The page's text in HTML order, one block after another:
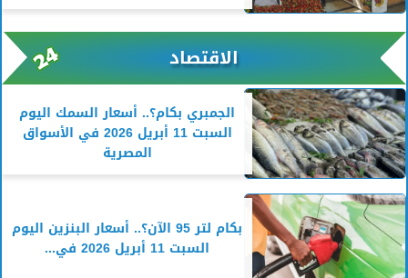
الاقتصاد
الجمبري بكام؟.. أسعار السمك اليوم
السبت 11 أبريل 2026 في الأسواق
المصرية
بكام لتر 95 الآن؟.. أسعار البنزين اليوم
السبت 11 أبريل 2026 في...